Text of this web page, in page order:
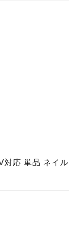
対応 単品 ネイル